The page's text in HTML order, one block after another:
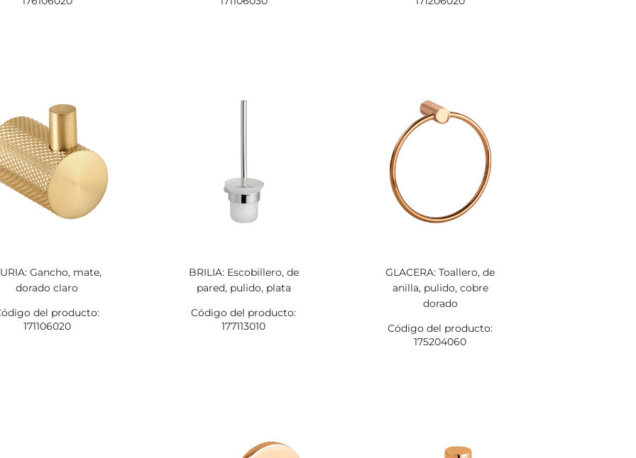
Gancho, mate,
dorado claro
del producto:
171106020
BRILIA: Escobillero, de
pared, pulido, plata
Código del producto:
177113010
GLACERA: Toallero, de
anilla, pulido, cobre
dorado
Código del producto:
175204060